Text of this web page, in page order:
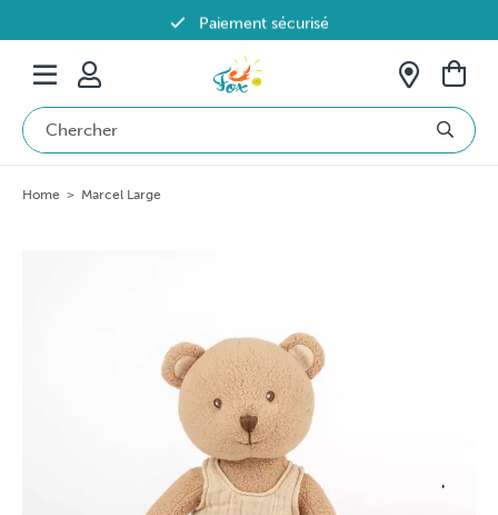
Paiement sécurisé
Livraison offerte dès 69€ en Belgique
Home > Marcel Large